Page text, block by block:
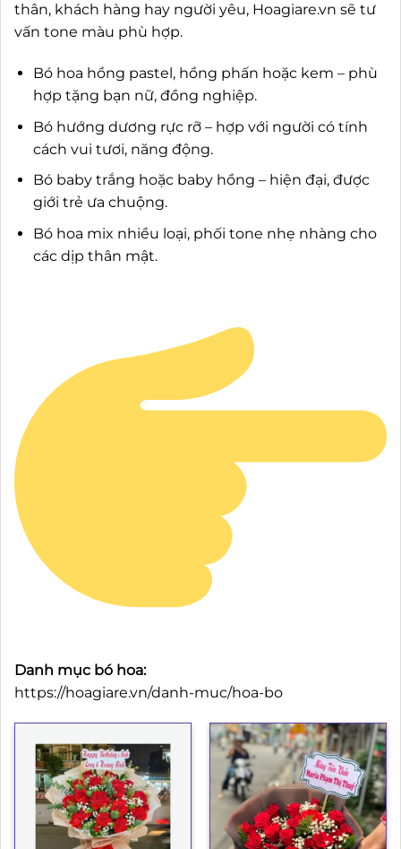
thân, khách hàng hay người yêu, Hoagiare.vn sẽ tư
vấn tone màu phù hợp.
Bó hoa hồng pastel, hồng phấn hoặc kem – phù
hợp tặng bạn nữ, đồng nghiệp.
Bó hướng dương rực rỡ – hợp với người có tính
cách vui tươi, năng động.
Bó baby trắng hoặc baby hồng – hiện đại, được
giới trẻ ưa chuộng.
Bó hoa mix nhiều loại, phối tone nhẹ nhàng cho
các dịp thân mật.
Danh mục bó hoa:
https://hoagiare.vn/danh-muc/hoa-bo